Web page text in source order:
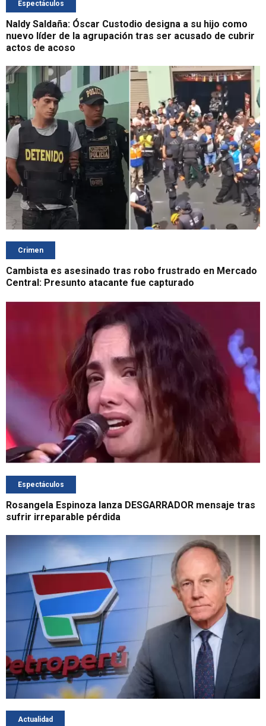
Espectáculos
Naldy Saldaña: Óscar Custodio designa a su hijo como
nuevo líder de la agrupación tras ser acusado de cubrir
actos de acoso
Crimen
Cambista es asesinado tras robo frustrado en Mercado
Central: Presunto atacante fue capturado
Espectáculos
Rosangela Espinoza lanza DESGARRADOR mensaje tras
sufrir irreparable pérdida
Actualidad